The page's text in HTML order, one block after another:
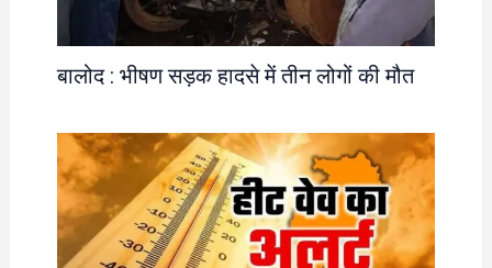
बालोद : भीषण सड़क हादसे में तीन लोगों की मौत